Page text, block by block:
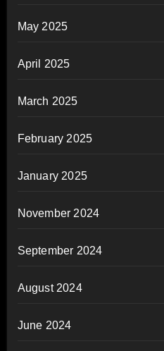
May 2025
April 2025
March 2025
February 2025
January 2025
November 2024
September 2024
August 2024
June 2024